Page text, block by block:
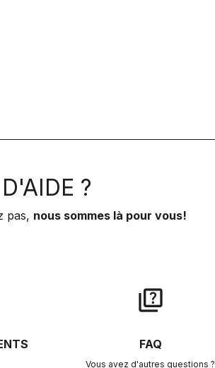
?
pas, nous sommes là pour vous!
quiz
FAQ
Vous avez d'autres questions ?